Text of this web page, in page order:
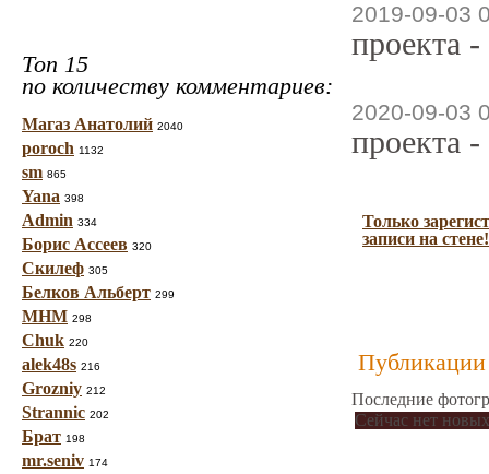
Топ 15
по количеству комментариев:
Магаз Анатолий 2040
poroch 1132
sm 865
Yana 398
Admin 334
Борис Ассеев 320
Скилеф 305
Белков Альберт 299
МНМ 298
Chuk 220
alek48s 216
Grozniy 212
Strannic 202
Брат 198
mr.seniv 174
2019-09-03
проекта
2020-09-03
проекта
Только
записи на стене!
Публикации
Последние
Сейчас нет